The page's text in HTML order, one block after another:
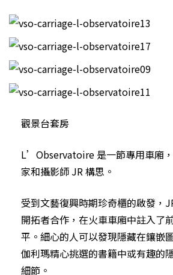
觀景台套房
L’Observatoire 是一節專用車廂
家和攝影師 JR 構思。
受到文藝復興時期珍奇櫃的啟發，
開拓者合作，在火車車廂中註入了
平。細心的人可以發現隱藏在鑲嵌
伽利瑪精心挑選的書籍中或有趣的
細節。